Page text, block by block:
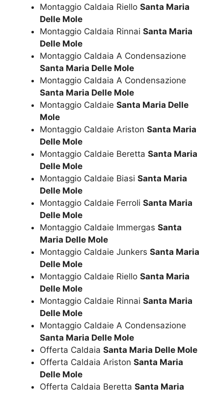
Montaggio Caldaia Riello Santa Maria
Delle Mole
Montaggio Caldaia Rinnai Santa Maria
Delle Mole
Montaggio Caldaia A Condensazione
Santa Maria Delle Mole
Montaggio Caldaia A Condensazione
Santa Maria Delle Mole
Montaggio Caldaie Santa Maria Delle
Mole
Montaggio Caldaie Ariston Santa Maria
Delle Mole
Montaggio Caldaie Beretta Santa Maria
Delle Mole
Montaggio Caldaie Biasi Santa Maria
Delle Mole
Montaggio Caldaie Ferroli Santa Maria
Delle Mole
Montaggio Caldaie Immergas Santa
Maria Delle Mole
Montaggio Caldaie Junkers Santa Maria
Delle Mole
Montaggio Caldaie Riello Santa Maria
Delle Mole
Montaggio Caldaie Rinnai Santa Maria
Delle Mole
Montaggio Caldaie A Condensazione
Santa Maria Delle Mole
Offerta Caldaia Santa Maria Delle Mole
Offerta Caldaia Ariston Santa Maria
Delle Mole
Offerta Caldaia Beretta Santa Maria